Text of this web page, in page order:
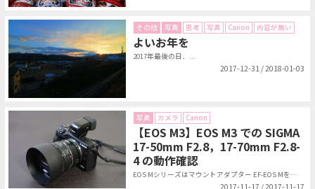
その他 写真 思考 写真 Canon 内容が無い
よいお年を
2017年最後の日．...
2017-12-31 / 2018-01-03
写真 カメラ Canon
【EOS M3】EOS M3 での SIGMA
17-50mm F2.8，17-70mm F2.8-
4 の動作確認
EOS Mシリーズはマウントアダプター EF-EOS Mを介してEFレンズが...
2017-11-17 / 2017-11-17